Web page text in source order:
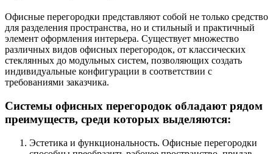
Офисные перегородки представляют собой не только средство
для разделения пространства, но и стильный и практичный
элемент оформления интерьера. Существует множество
различных видов офисных перегородок, от классических
стеклянных до модульных систем, позволяющих создать
индивидуальные конфигурации в соответствии с
требованиями заказчика.
Системы офисных перегородок обладают рядом
преимуществ, среди которых выделяются:
Эстетика и функциональность. Офисные перегородки